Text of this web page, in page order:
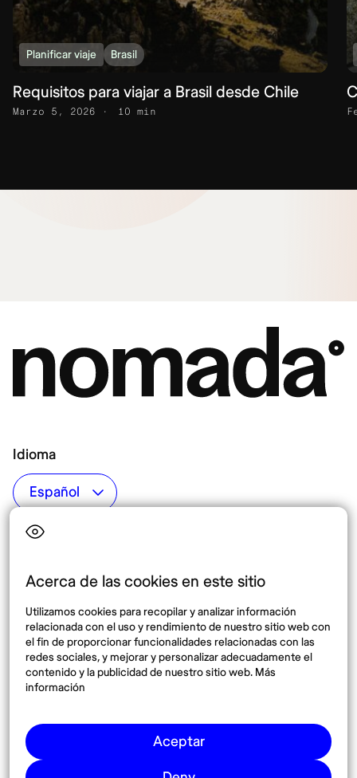
Acerca de las cookies en este sitio
Utilizamos cookies para recopilar y analizar información
relacionada con el uso y rendimiento de nuestro sitio web con
el fin de proporcionar funcionalidades relacionadas con las
redes sociales, y mejorar y personalizar adecuadamente el
contenido y la publicidad de nuestro sitio web. Más
información
Aceptar
Planificar viaje Brasil
Requisitos para viajar a Brasil desde Chile
Marzo 5, 2026 10 min
Idioma
Top destinos
México
España
Destinos
Síguenos
Pinterest